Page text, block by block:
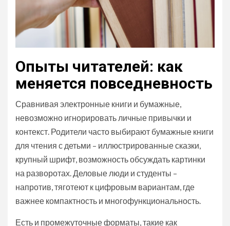
Опыты читателей: как
меняется повседневность
Сравнивая электронные книги и бумажные,
невозможно игнорировать личные привычки и
контекст. Родители часто выбирают бумажные книги
для чтения с детьми – иллюстрированные сказки,
крупный шрифт, возможность обсуждать картинки
на разворотах. Деловые люди и студенты –
напротив, тяготеют к цифровым вариантам, где
важнее компактность и многофункциональность.
Есть и промежуточные форматы, такие как